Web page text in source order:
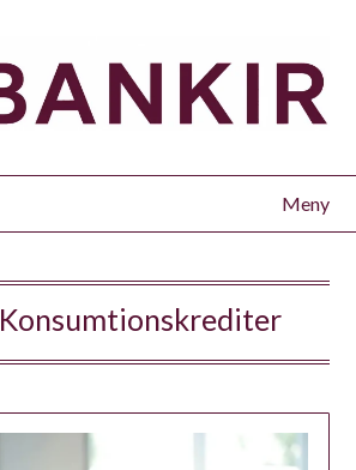
Meny
Konsumtionskrediter